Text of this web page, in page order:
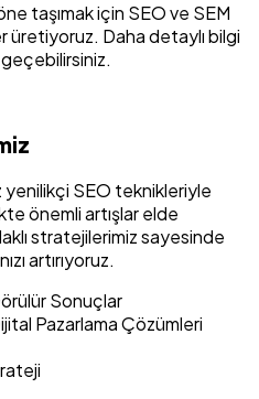
taşımak için SEO ve SEM
üretiyoruz. Daha detaylı bilgi
yenilikçi SEO teknikleriyle
önemli artışlar elde
stratejilerimiz sayesinde
artırıyoruz.
Sonuçlar
Pazarlama Çözümleri